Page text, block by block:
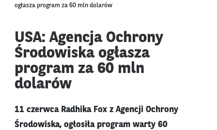
ogłasza program za 60 mln dolarów
USA: Agencja Ochrony
Środowiska ogłasza
program za 60 mln
dolarów
11 czerwca Radhika Fox z Agencji Ochrony
Środowiska, ogłosiła program warty 60